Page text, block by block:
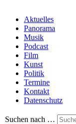
Aktuelles
Panorama
Musik
Podcast
Film
Kunst
Politik
Termine
Kontakt
Datenschutz
Suchen nach …